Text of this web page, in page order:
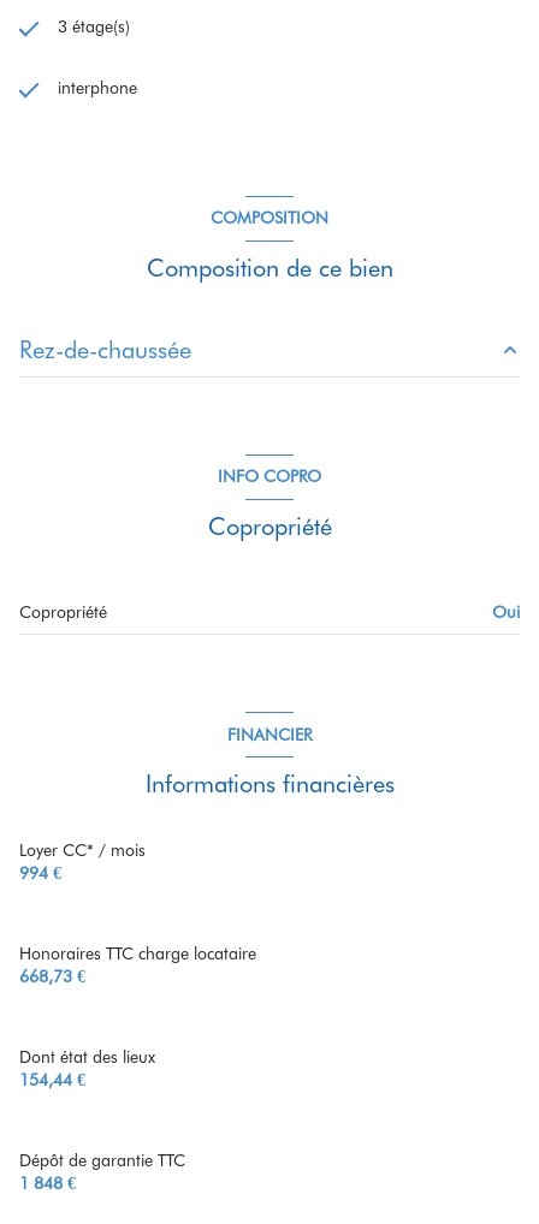
3 étage(s)
interphone
COMPOSITION
Composition de ce bien
Rez-de-chaussée
WC
INFO COPRO
Copropriété
Copropriété Oui
FINANCIER
Informations financières
Loyer CC* / mois
994 €
Honoraires TTC charge locataire
668,73 €
Dont état des lieux
154,44 €
Dépôt de garantie TTC
1 848 €